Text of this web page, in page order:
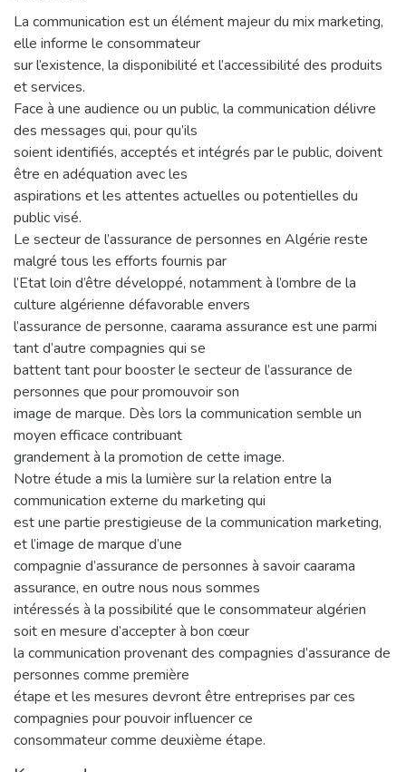
La communication est un élément majeur du mix marketing,
elle informe le consommateur
sur l’existence, la disponibilité et l’accessibilité des produits
et services.
Face à une audience ou un public, la communication délivre
des messages qui, pour qu’ils
soient identifiés, acceptés et intégrés par le public, doivent
être en adéquation avec les
aspirations et les attentes actuelles ou potentielles du
public visé.
Le secteur de l’assurance de personnes en Algérie reste
malgré tous les efforts fournis par
l’Etat loin d’être développé, notamment à l’ombre de la
culture algérienne défavorable envers
l’assurance de personne, caarama assurance est une parmi
tant d’autre compagnies qui se
battent tant pour booster le secteur de l’assurance de
personnes que pour promouvoir son
image de marque. Dès lors la communication semble un
moyen efficace contribuant
grandement à la promotion de cette image.
Notre étude a mis la lumière sur la relation entre la
communication externe du marketing qui
est une partie prestigieuse de la communication marketing,
et l’image de marque d’une
compagnie d’assurance de personnes à savoir caarama
assurance, en outre nous nous sommes
intéressés à la possibilité que le consommateur algérien
soit en mesure d’accepter à bon cœur
la communication provenant des compagnies d’assurance de
personnes comme première
étape et les mesures devront être entreprises par ces
compagnies pour pouvoir influencer ce
consommateur comme deuxième étape.